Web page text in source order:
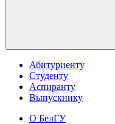
Абитуриенту
Студенту
Аспиранту
Выпускнику
О БелГУ